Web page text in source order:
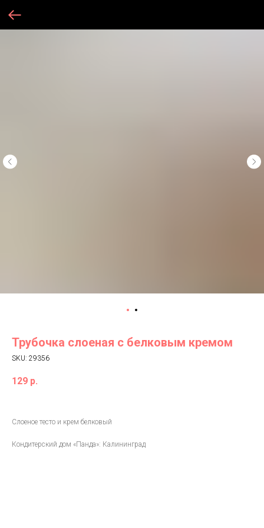
Трубочка слоеная с белковым кремом
SKU: 29356
129 р.
Слоеное тесто и крем белковый
Кондитерский дом «Панда»: Калининград